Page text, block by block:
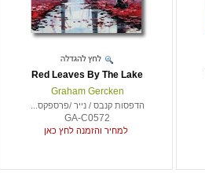
Red Leaves By The Lake
Graham Gercken
הדפסות קנבס / נייר /פרספקס...
GA-C0572
למחיר והזמנה לחץ כאן